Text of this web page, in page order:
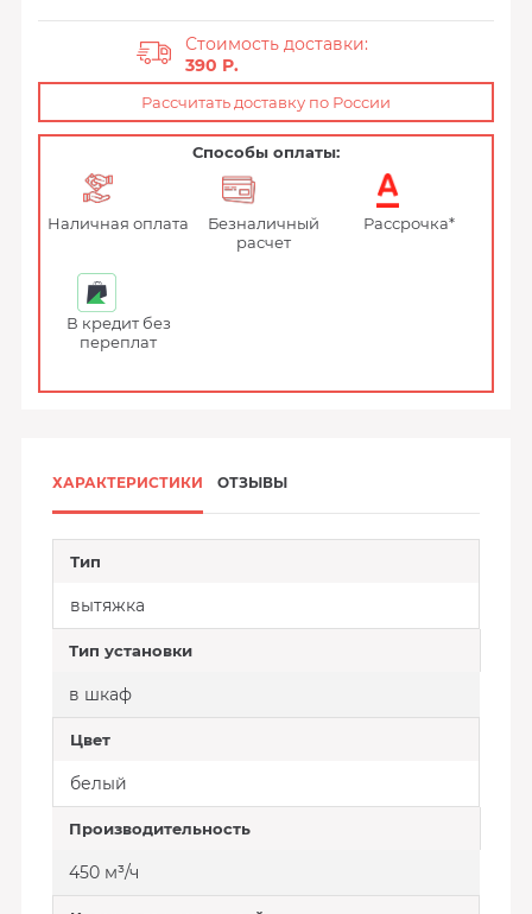
Стоимость доставки:
390 P.
Рассчитать доставку по России
Способы оплаты:
Наличная оплата
Безналичный
расчет
Рассрочка*
В кредит без
переплат
ХАРАКТЕРИСТИКИ ОТЗЫВЫ
Тип
вытяжка
Тип установки
в шкаф
Цвет
белый
Производительность
450 м³/ч